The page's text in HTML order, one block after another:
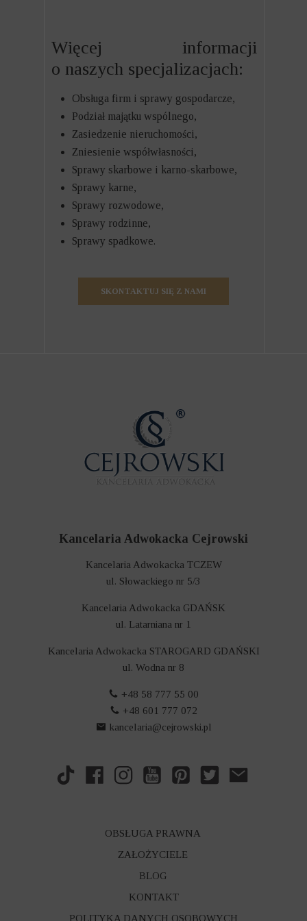
Kancelaria Adwokacka Cejrowski
Kancelaria Adwokacka TCZEW
ul. Słowackiego nr 5/3
Kancelaria Adwokacka GDAŃSK
ul. Latarniana nr 1
Kancelaria Adwokacka STAROGARD GDAŃSKI
ul. Wodna nr 8
+48 58 777 55 00
+48 601 777 072
kancelaria@cejrowski.pl
POLITYKA DANYCH OSOBOWYCH
KONTAKT
BLOG
ZAŁOŻYCIELE
OBSŁUGA PRAWNA
SKONTAKTUJ SIĘ Z NAMI
Więcej informacji
o naszych specjalizacjach:
Obsługa firm i sprawy gospodarcze,
Podział majątku wspólnego,
Zasiedzenie nieruchomości,
Zniesienie współwłasności,
Sprawy skarbowe i karno-skarbowe,
Sprawy karne,
Sprawy rozwodowe,
Sprawy rodzinne,
Sprawy spadkowe.